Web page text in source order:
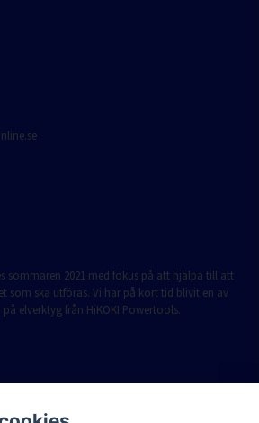
sommaren 2021 med fokus på att hjälpa till att
som ska utföras. Vi har på kort tid blivit en av
elverktyg från HiKOKI Powertools.